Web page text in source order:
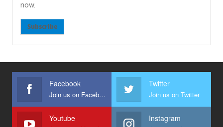
now.
Subscribe
Facebook
Join us on Facebook
Twitter
Join us on Twitter
Youtube Instagram